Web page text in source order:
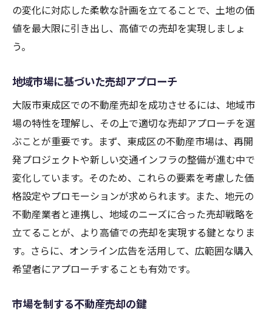
の変化に対応した柔軟な計画を立てることで、土地の価
値を最大限に引き出し、高値での売却を実現しましょ
う。
地域市場に基づいた売却アプローチ
大阪市東成区での不動産売却を成功させるには、地域市
場の特性を理解し、その上で適切な売却アプローチを選
ぶことが重要です。まず、東成区の不動産市場は、再開
発プロジェクトや新しい交通インフラの整備が進む中で
変化しています。そのため、これらの要素を考慮した価
格設定やプロモーションが求められます。また、地元の
不動産業者と連携し、地域のニーズに合った売却戦略を
立てることが、より高値での売却を実現する鍵となりま
す。さらに、オンライン広告を活用して、広範囲な購入
希望者にアプローチすることも有効です。
市場を制する不動産売却の鍵